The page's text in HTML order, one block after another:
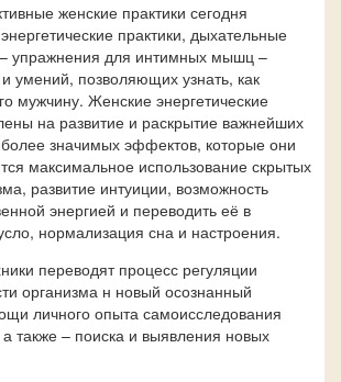
женские практики сегодня
практики, дыхательные
– упражнения для интимных мышц –
умений, позволяющих узнать, как
мужчину. Женские энергетические
на развитие и раскрытие важнейших
значимых эффектов, которые они
максимальное использование скрытых
развитие интуиции, возможность
энергией и переводить её в
нормализация сна и настроения.
переводят процесс регуляции
организма н новый осознанный
личного опыта самоисследования
также – поиска и выявления новых